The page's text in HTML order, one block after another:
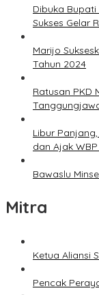
Dibuka Bupati
Sukses Gelar
Marijo
Tahun 2024
Ratusan PKD
Libur
dan Ajak
Bawaslu
Mitra
Ketua Aliansi
Pencak